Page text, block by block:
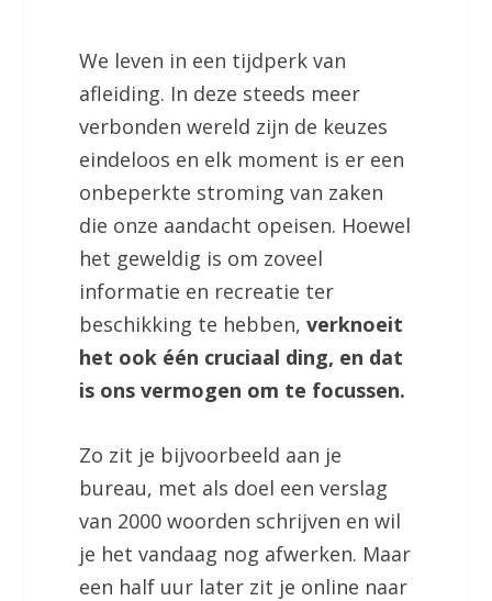
We leven in een tijdperk van
afleiding. In deze steeds meer
verbonden wereld zijn de keuzes
eindeloos en elk moment is er een
onbeperkte stroming van zaken
die onze aandacht opeisen. Hoewel
het geweldig is om zoveel
informatie en recreatie ter
beschikking te hebben, verknoeit
het ook één cruciaal ding, en dat
is ons vermogen om te focussen.
Zo zit je bijvoorbeeld aan je
bureau, met als doel een verslag
van 2000 woorden schrijven en wil
je het vandaag nog afwerken. Maar
een half uur later zit je online naar